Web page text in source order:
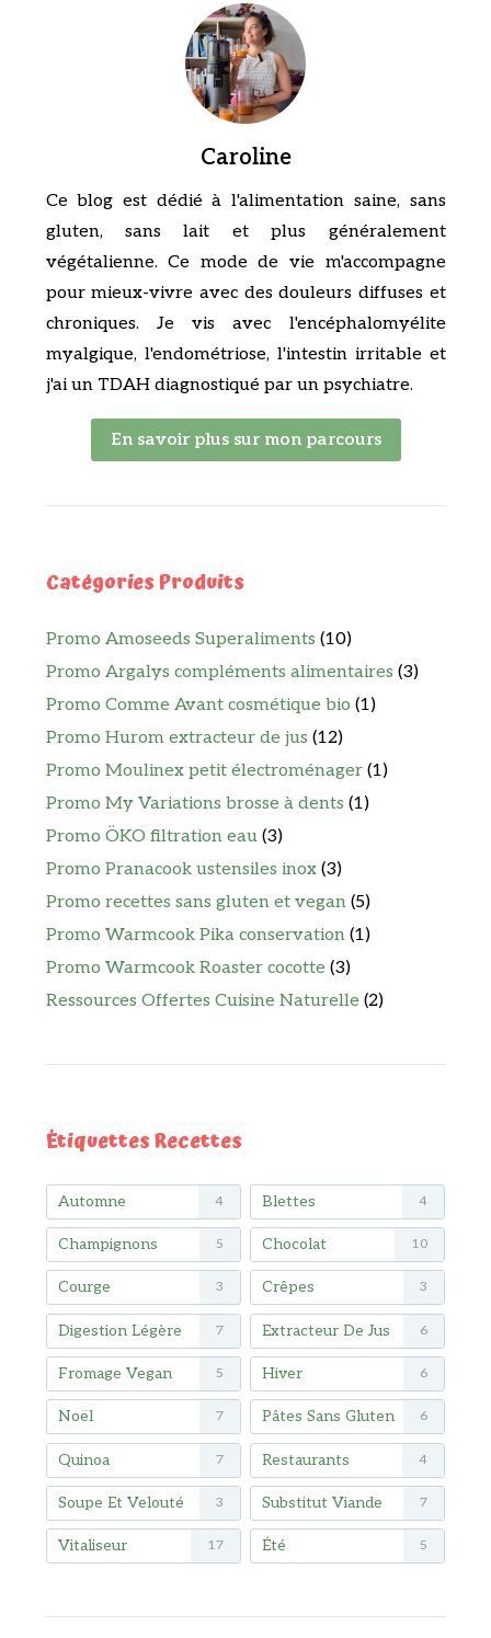
Caroline
Ce blog est dédié à l'alimentation saine, sans
gluten, sans lait et plus généralement
végétalienne. Ce mode de vie m'accompagne
pour mieux-vivre avec des douleurs diffuses et
chroniques. Je vis avec l'encéphalomyélite
myalgique, l'endométriose, l'intestin irritable et
j'ai un TDAH diagnostiqué par un psychiatre.
En savoir plus sur mon parcours
Catégories Produits
Promo Amoseeds Superaliments (10)
Promo Argalys compléments alimentaires (3)
Promo Comme Avant cosmétique bio (1)
Promo Hurom extracteur de jus (12)
Promo Moulinex petit électroménager (1)
Promo My Variations brosse à dents (1)
Promo ÖKO filtration eau (3)
Promo Pranacook ustensiles inox (3)
Promo recettes sans gluten et vegan (5)
Promo Warmcook Pika conservation (1)
Promo Warmcook Roaster cocotte (3)
Ressources Offertes Cuisine Naturelle (2)
Étiquettes Recettes
Automne 4 Blettes 4
Champignons 5 Chocolat 10
Courge 3 Crêpes 3
Digestion Légère 7 Extracteur De Jus 6
Fromage Vegan 5 Hiver 6
Noël 7 Pâtes Sans Gluten 6
Quinoa 7 Restaurants 4
Soupe Et Velouté 3 Substitut Viande 7
Vitaliseur 17 Été 5